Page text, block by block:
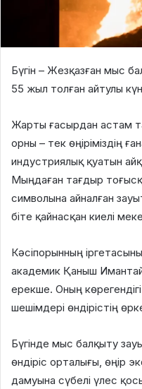
Бүгін – Жезқазған мыс
55 жыл толған айтулы
Жарты ғасырдан астам
орны – тек өңіріміздің
индустриялық қуатын
Мыңдаған тағдыр
символына айналған
біте қайнасқан киелі
Кәсіпорынның
академик Қаныш
ерекше. Оның
шешімдері өндірістің
Бүгінде мыс балқыту
өндіріс орталығы, өңір
дамуына сүбелі үлес